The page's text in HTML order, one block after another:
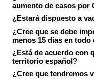
aumento de casos por
¿Estará dispuesto a
¿Cree que se debe
menos 15 días en todo
¿Está de acuerdo con
territorio español?
¿Cree que tendremos